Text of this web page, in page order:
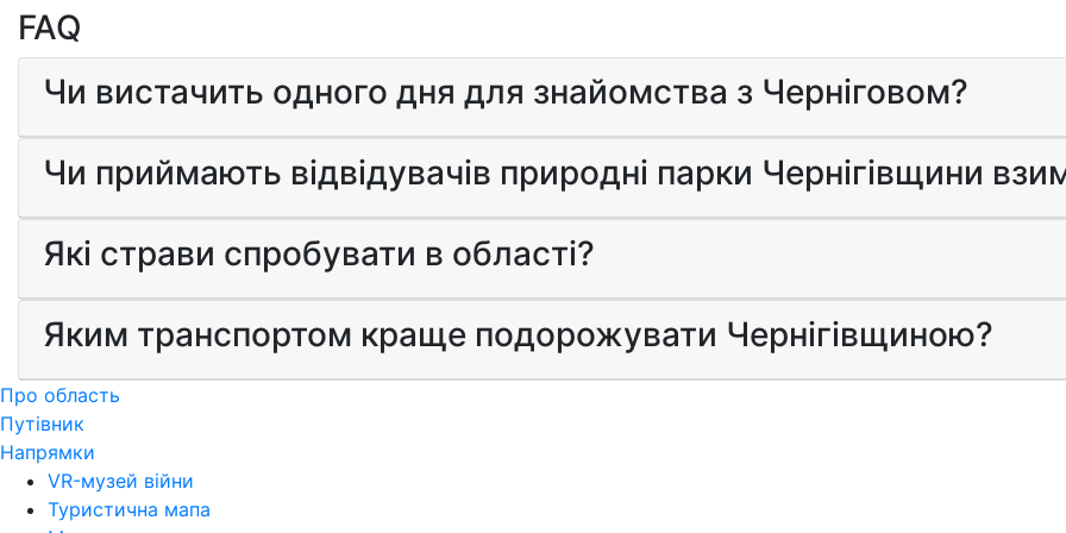
FAQ
Чи вистачить одного дня для знайомства з Черніговом?
Чи приймають відвідувачів природні парки Чернігівщини
Які страви спробувати в області?
Яким транспортом краще подорожувати Чернігівщиною?
Про область
Путівник
Напрямки
VR-музей війни
Туристична мапа